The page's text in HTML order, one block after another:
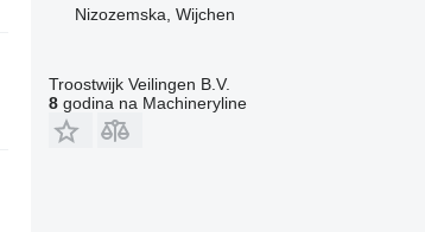
Nizozemska, Wijchen
Troostwijk Veilingen B.V.
8godina na Machineryline